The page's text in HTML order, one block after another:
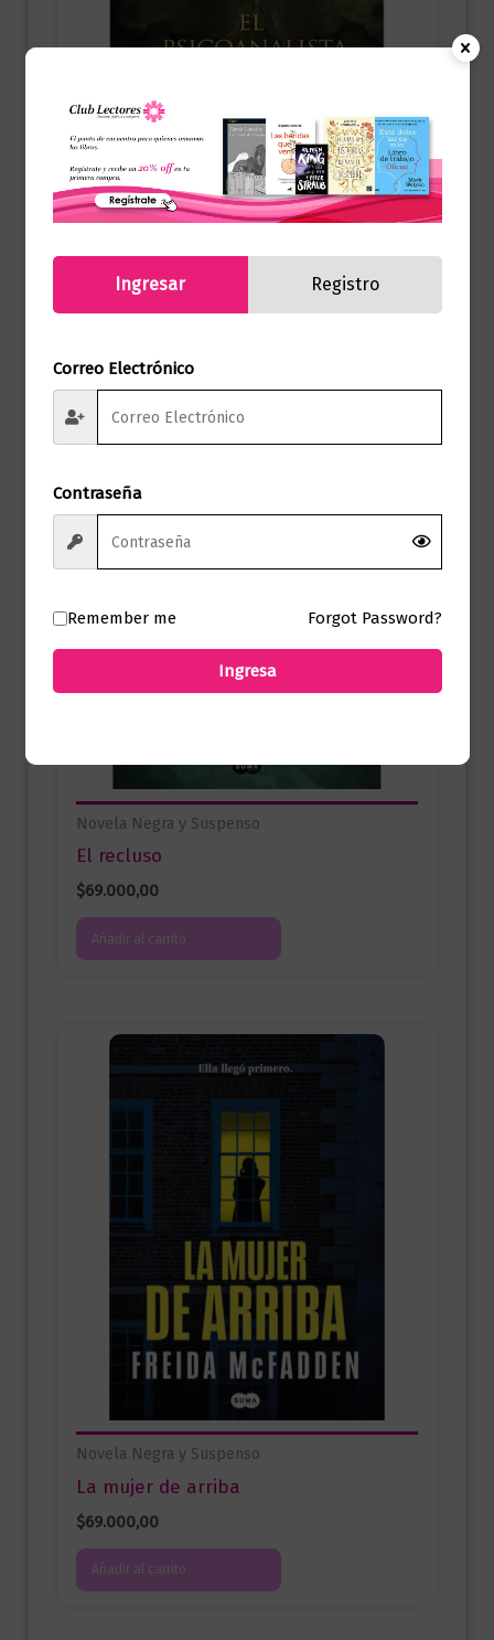
Novela Negra y Suspenso
El psicoanalista | Cantos Pintados
$89.000,00
Novela Negra y Suspenso
El recluso
$69.000,00
Añadir al carrito
Novela Negra y Suspenso
La mujer de arriba
$69.000,00
Añadir al carrito
Ingresar Registro
Correo Electrónico
Contraseña
Remember me Forgot Password?
Ingresa